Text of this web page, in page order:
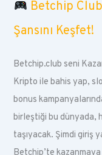
Betchip
Şansını Keşfet!
Betchip.club seni
Kripto ile bahis yap,
bonus
birleştiği bu dünyada,
taşıyacak. Şimdi giriş
Betchip’te